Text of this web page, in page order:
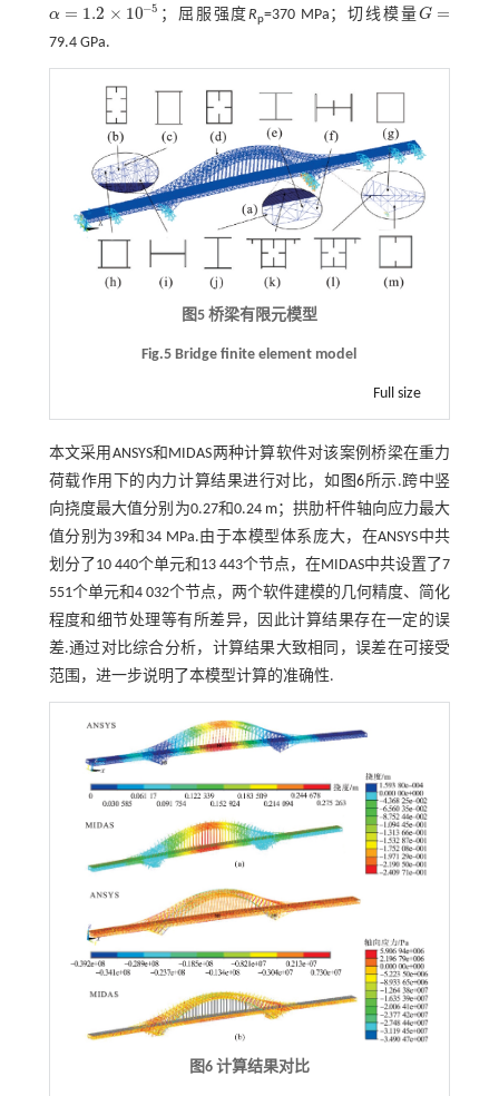
α = 1.2 × 10−5
α= 1.2×10 -5 ；屈服强度Rp=370 MPa；切线模量G =
G=
79.4 GPa.
图5 桥梁有限元模型
Fig.5 Bridge finite element model
Full size
本文采用ANSYS和MIDAS两种计算软件对该案例桥梁在重力
荷载作用下的内力计算结果进行对比，如 图6所示.跨中竖
向挠度最大值分别为0.27和0.24 m；拱肋杆件轴向应力最大
值分别为39和34 MPa.由于本模型体系庞大，在ANSYS中共
划分了10 440个单元和13 443个节点，在MIDAS中共设置了7
551个单元和4 032个节点，两个软件建模的几何精度、简化
程度和细节处理等有所差异，因此计算结果存在一定的误
差.通过对比综合分析，计算结果大致相同，误差在可接受
范围，进一步说明了本模型计算的准确性.
图6 计算结果对比